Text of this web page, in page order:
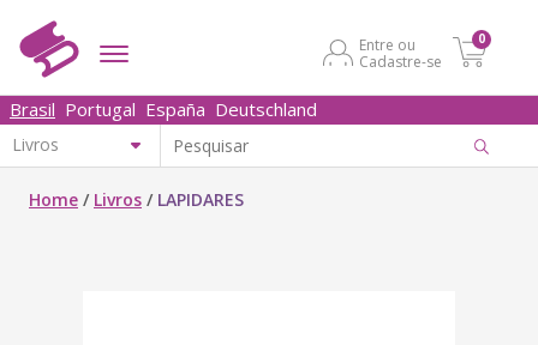
Entre ou
Cadastre-se
0
Brasil Portugal España Deutschland
Home / Livros / LAPIDARES